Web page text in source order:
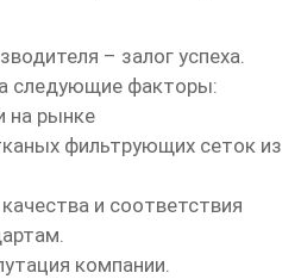
– залог успеха.
следующие факторы:
на рынке
фильтрующих сеток из
и соответствия
компании.